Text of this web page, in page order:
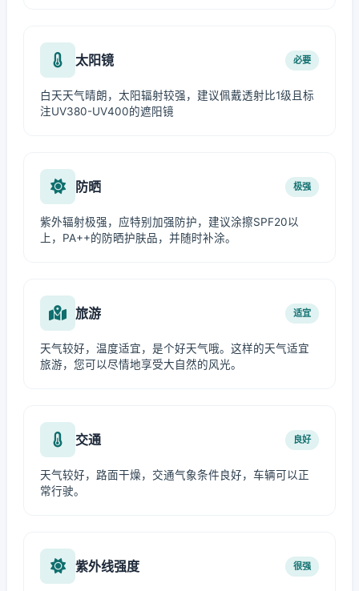
太阳镜 必要
白天天气晴朗，太阳辐射较强，建议佩戴透射比1级且标
注UV380-UV400的遮阳镜
防晒 极强
紫外辐射极强，应特别加强防护，建议涂擦SPF20以
上，PA++的防晒护肤品，并随时补涂。
旅游 适宜
天气较好，温度适宜，是个好天气哦。这样的天气适宜
旅游，您可以尽情地享受大自然的风光。
交通 良好
天气较好，路面干燥，交通气象条件良好，车辆可以正
常行驶。
紫外线强度 很强